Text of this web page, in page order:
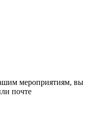
мероприятиям, вы
почте